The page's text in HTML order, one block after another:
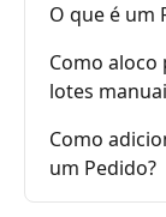
O que é um
Como
lotes
Como
um Pedido?